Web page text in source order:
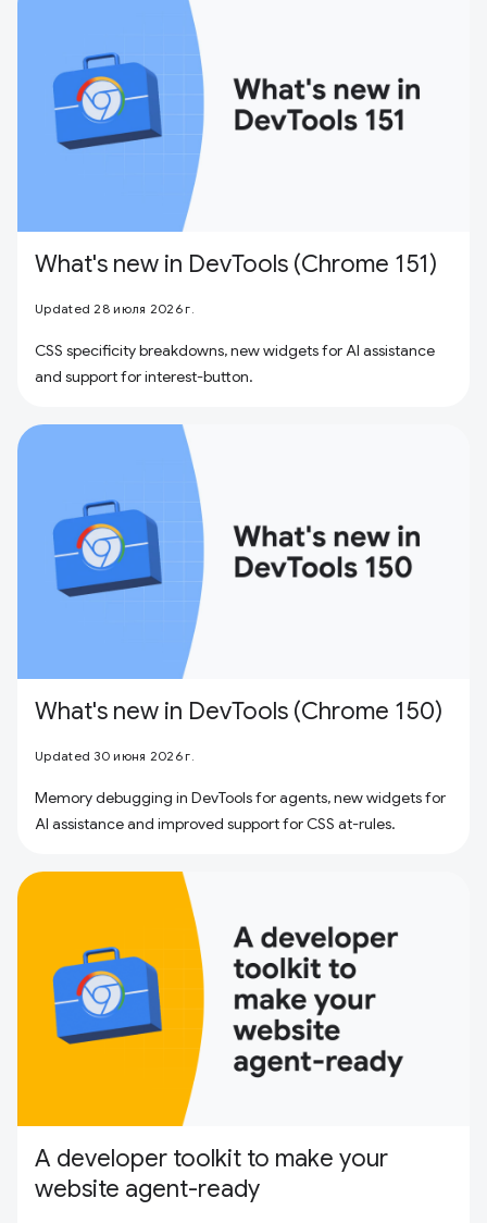
What's new in DevTools (Chrome 151)
Updated 28 июля 2026 г.
CSS specificity breakdowns, new widgets for AI assistance
and support for interest-button.
What's new in DevTools (Chrome 150)
Updated 30 июня 2026 г.
Memory debugging in DevTools for agents, new widgets for
AI assistance and improved support for CSS at-rules.
A developer toolkit to make your
website agent-ready